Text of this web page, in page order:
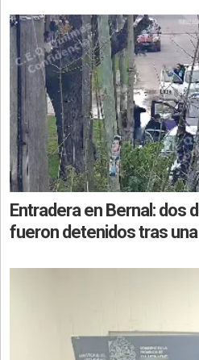
Entradera en Bernal: dos
fueron detenidos tras